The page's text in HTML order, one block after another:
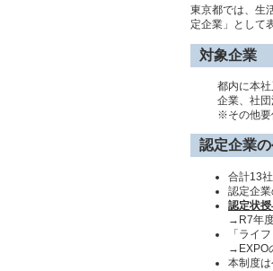
東京都では、生
定企業」として
対象企業
都内に本
企業、社
※その他要
認定企業
合計13
認定企業
認定状
→R7年
「ライ
→EXPO
本制度は